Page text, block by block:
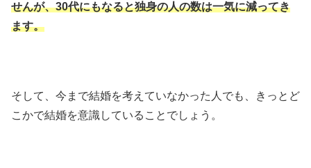
せんが、30代にもなると独身の人の数は一気に減ってき
ます。
そして、今まで結婚を考えていなかった人でも、きっとど
こかで結婚を意識していることでしょう。